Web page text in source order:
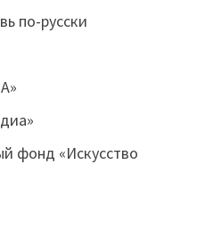
по-русски
фонд «Искусство